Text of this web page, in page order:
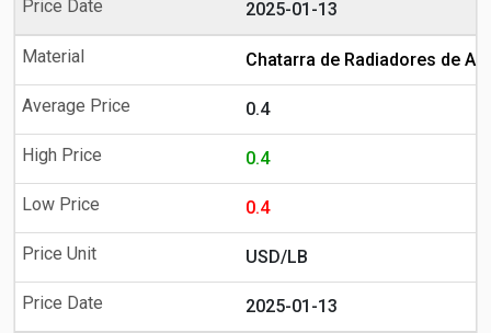
2025-01-13
Chatarra de Radiadores de
0.4
0.4
0.4
USD/LB
2025-01-13